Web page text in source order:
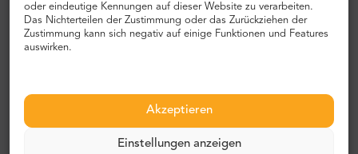
oder eindeutige Kennungen auf dieser Website zu verarbeiten.
Das Nichterteilen der Zustimmung oder das Zurückziehen der
Zustimmung kann sich negativ auf einige Funktionen und Features
auswirken.
Akzeptieren
Einstellungen anzeigen
Minivans und Minibussen. Unsere Crew besteht aus
erfahrenen Fahrern, die fließend Englisch sprechen.
Shuttle ist niedriger als der eines Flughafentaxis. Unsere
mit Bargeld bezahlen. Sie können im Voraus mit Ihrer